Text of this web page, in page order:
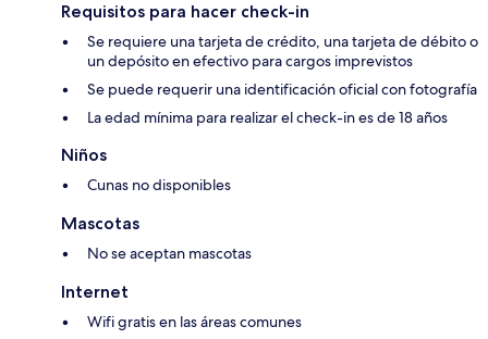
Requisitos para hacer check-in
Se requiere una tarjeta de crédito, una tarjeta de débito o
un depósito en efectivo para cargos imprevistos
Se puede requerir una identificación oficial con fotografía
La edad mínima para realizar el check-in es de 18 años
Niños
Cunas no disponibles
Mascotas
No se aceptan mascotas
Internet
Wifi gratis en las áreas comunes